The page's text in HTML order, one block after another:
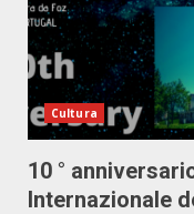
Cultura
10 °
Internazionale